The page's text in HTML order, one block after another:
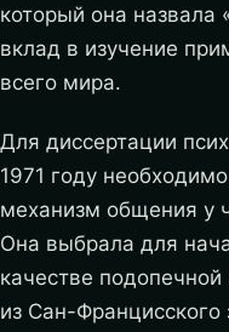
который она назвала
вклад в изучение
всего мира.
Для диссертации
1971 году
механизм общения у
Она выбрала для
качестве
из Сан-